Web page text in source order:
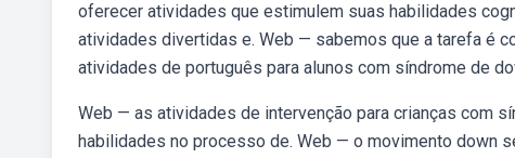
oferecer atividades que estimulem suas habilidades
atividades divertidas e. Web — sabemos que a tarefa é
atividades de português para alunos com síndrome de
Web — as atividades de intervenção para crianças com
habilidades no processo de. Web — o movimento down